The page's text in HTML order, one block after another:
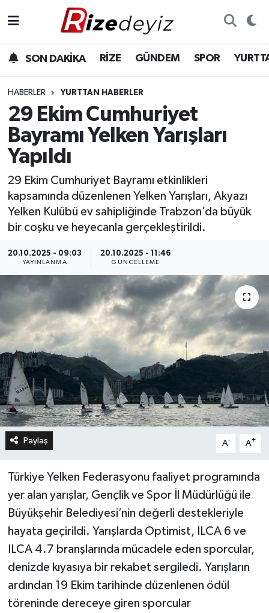
SON DAKİKA RİZE GÜNDEM SPOR
HABERLER YURTTAN HABERLER
29 Ekim Cumhuriyet
Bayramı Yelken Yarışları
Yapıldı
29 Ekim Cumhuriyet Bayramı etkinlikleri
kapsamında düzenlenen Yelken Yarışları, Akyazı
Yelken Kulübü ev sahipliğinde Trabzon’da büyük
bir coşku ve heyecanla gerçekleştirildi.
20.10.2025 - 09:03
YAYINLANMA
20.10.2025 - 11:46
GÜNCELLEME
Paylaş A- A+
Türkiye Yelken Federasyonu faaliyet programında
yer alan yarışlar, Gençlik ve Spor İl Müdürlüğü ile
Büyükşehir Belediyesi’nin değerli destekleriyle
hayata geçirildi. Yarışlarda Optimist, ILCA 6 ve
ILCA 4.7 branşlarında mücadele eden sporcular,
denizde kıyasıya bir rekabet sergiledi. Yarışların
ardından 19 Ekim tarihinde düzenlenen ödül
töreninde dereceye giren sporcular
Gündem
Yurttan Haberler
Ekonomi
Teknoloji
Sağlık
Rize Hava Durumu
Rize Trafik Yoğunluk Haritası
Süper Lig Puan Durumu ve Fikstür
Tüm Manşetler
Son Dakika Haberleri
Haber Arşivi